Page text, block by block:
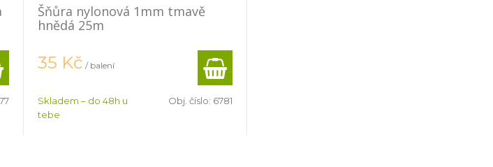
Šňůra nylonová 1mm tmavě
hnědá 25m
35 Kč / balení
Skladem – do 48h u
tebe
Obj. číslo: 6781